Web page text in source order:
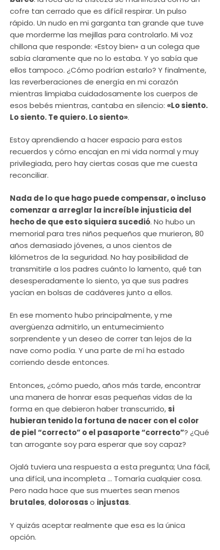
cofre tan cerrado que es difícil respirar. Un pulso
rápido. Un nudo en mi garganta tan grande que tuve
que morderme las mejillas para controlarlo. Mi voz
chillona que responde: «Estoy bien» a un colega que
sabía claramente que no lo estaba. Y yo sabía que
ellos tampoco. ¿Cómo podrían estarlo? Y finalmente,
las reverberaciones de energía en mi corazón
mientras limpiaba cuidadosamente los cuerpos de
esos bebés mientras, cantaba en silencio: «Lo siento.
Lo siento. Te quiero. Lo siento».
Estoy aprendiendo a hacer espacio para estos
recuerdos y cómo encajan en mi vida normal y muy
privilegiada, pero hay ciertas cosas que me cuesta
reconciliar.
Nada de lo que hago puede compensar, o incluso
comenzar a arreglar la increíble injusticia del
hecho de que esto siquiera sucedió. No hubo un
memorial para tres niños pequeños que murieron, 80
años demasiado jóvenes, a unos cientos de
kilómetros de la seguridad. No hay posibilidad de
transmitirle a los padres cuánto lo lamento, qué tan
desesperadamente lo siento, ya que sus padres
yacían en bolsas de cadáveres junto a ellos.
En ese momento hubo principalmente, y me
avergüenza admitirlo, un entumecimiento
sorprendente y un deseo de correr tan lejos de la
nave como podía. Y una parte de mí ha estado
corriendo desde entonces.
Entonces, ¿cómo puedo, años más tarde, encontrar
una manera de honrar esas pequeñas vidas de la
forma en que debieron haber transcurrido, si
hubieran tenido la fortuna de nacer con el color
de piel “correcto” o el pasaporte “correcto”? ¿Qué
tan arrogante soy para esperar que soy capaz?
Ojalá tuviera una respuesta a esta pregunta; Una fácil,
una difícil, una incompleta … Tomaría cualquier cosa.
Pero nada hace que sus muertes sean menos
brutales, dolorosaso injustas.
Y quizás aceptar realmente que esa es la única
opción.